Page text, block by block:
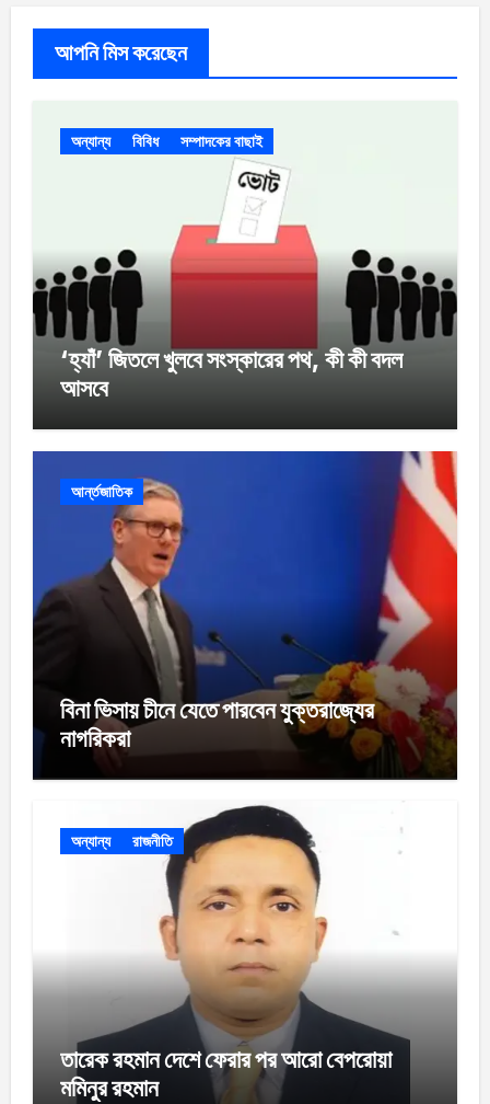
আপনি মিস করেছেন
অন্যান্য বিবিধ সম্পাদকের বাছাই
‘হ্যাঁ’ জিতলে খুলবে সংস্কারের পথ, কী কী বদল
আসবে
আর্ন্তজাতিক
বিনা ভিসায় চীনে যেতে পারবেন যুক্তরাজ্যের
নাগরিকরা
অন্যান্য রাজনীতি
তারেক রহমান দেশে ফেরার পর আরো বেপরোয়া
মমিনুর রহমান